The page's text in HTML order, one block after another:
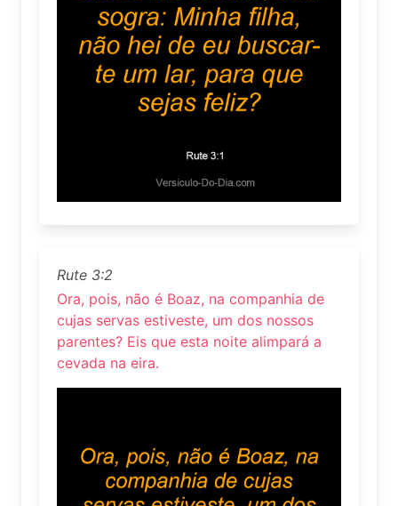
Rute 3:2
Ora, pois, não é Boaz, na companhia de
cujas servas estiveste, um dos nossos
parentes? Eis que esta noite alimpará a
cevada na eira.